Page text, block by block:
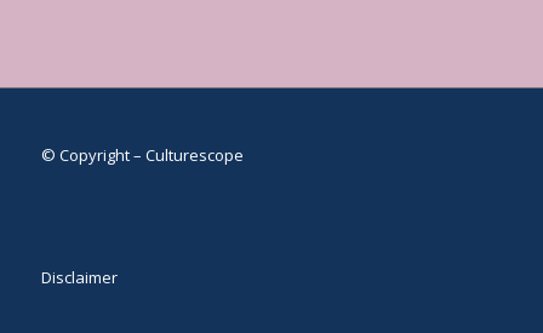
© Copyright – Culturescope
Disclaimer